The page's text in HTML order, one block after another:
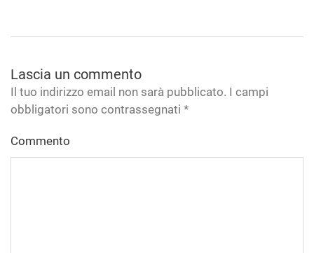
Lascia un commento
Il tuo indirizzo email non sarà pubblicato. I campi
obbligatori sono contrassegnati *
Commento